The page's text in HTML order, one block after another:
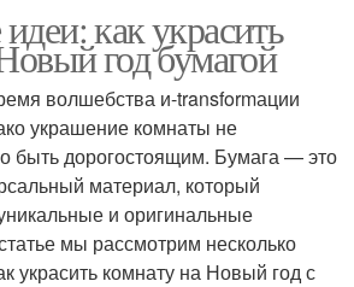
как украсить
год бумагой
волшебства и-transformации
украшение комнаты не
быть дорогостоящим. Бумага — это
материал, который
и оригинальные
мы рассмотрим несколько
украсить комнату на Новый год с